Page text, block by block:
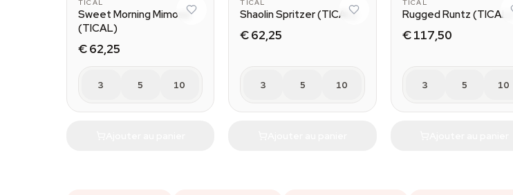
TICAL
Sweet Morning Mimosa
(TICAL)
€ 62,25
3 5 10
TICAL
Shaolin Spritzer (TICAL)
€ 62,25
3 5 10
TICAL
Rugged Runtz (TICAL)
€ 117,50
3 5 10